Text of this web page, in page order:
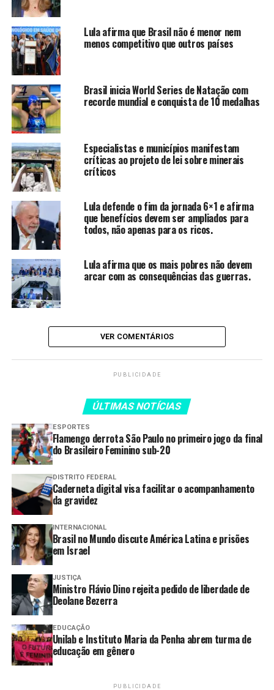
“São 40 anos em que os
países das Nações Unidas,
por consenso, têm repetido
essa declaração [da região
sem armas de grande
potencial destrutivo]. No
entanto, [a Zopacas é
também uma zona de paz e
cooperação. E esse aspecto
de cooperação, no nosso
entendimento, não
desenvolveu todo o
potencial que tinha que
desenvolver”, avaliou o
embaixador Carlos Márcio
secretário de Assuntos
Multilaterais Políticos do
Ministério das Relações
Exteriores.
LEIA TAMBÉM
Lula afirma que Brasil não é
menor nem menos competitivo
que outros países
manifestam críticas ao projeto de
lei sobre minerais críticos
6×1 e afirma que benefícios
devem ser ampliados para todos,
não apenas para os ricos.
Lula afirma que os mais pobres
não devem arcar com as
consequências das guerras.
Lula afirma que Brasil não é menor nem
menos competitivo que outros países
Brasil inicia World Series de Natação com
recorde mundial e conquista de 10 medalhas
Especialistas e municípios manifestam
críticas ao projeto de lei sobre minerais
críticos
Lula defende o fim da jornada 6×1 e afirma
que benefícios devem ser ampliados para
todos, não apenas para os ricos.
Lula afirma que os mais pobres não devem
arcar com as consequências das guerras.
VER COMENTÁRIOS
PUBLICIDADE
ÚLTIMAS NOTÍCIAS
ESPORTES
Flamengo derrota São Paulo no primeiro jogo da final
do Brasileiro Feminino sub-20
DISTRITO FEDERAL
Caderneta digital visa facilitar o acompanhamento
da gravidez
INTERNACIONAL
Brasil no Mundo discute América Latina e prisões
em Israel
JUSTIÇA
Ministro Flávio Dino rejeita pedido de liberdade de
Deolane Bezerra
EDUCAÇÃO
Unilab e Instituto Maria da Penha abrem turma de
educação em gênero
PUBLICIDADE